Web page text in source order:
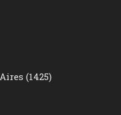
(1425)